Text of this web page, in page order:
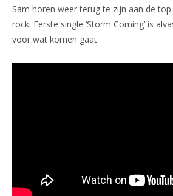
Sam horen weer terug te zijn aan de
rock. Eerste single ‘Storm Coming’ is
voor wat komen gaat.